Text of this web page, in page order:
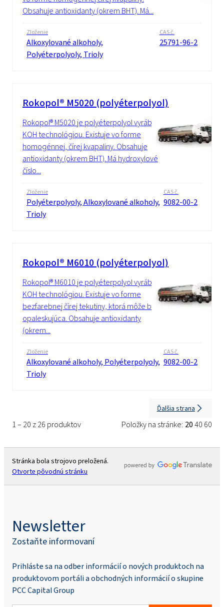
Obsahuje antioxidanty (okrem BHT). Má...
Zloženie
Alkoxylované alkoholy,
Polyéterpolyoly, Trioly
CAS č.
25791-96-2
Rokopol® M5020 (polyéterpolyol)
Rokopol® M5020 je polyéterpolyol vyrábaný
KOH technológiou. Existuje vo forme
homogénnej, čírej kvapaliny. Obsahuje
antioxidanty (okrem BHT). Má hydroxylové
číslo...
Zloženie
Polyéterpolyoly, Alkoxylované alkoholy,
Trioly
CAS č.
9082-00-2
Rokopol® M6010 (polyéterpolyol)
Rokopol® M6010 je polyéterpolyol vyrábaný
KOH technológiou. Existuje vo forme
bezfarebnej čírej tekutiny, ktorá môže byť
opaleskujúca. Obsahuje antioxidanty
(okrem...
Zloženie
Alkoxylované alkoholy, Polyéterpolyoly,
Trioly
CAS č.
9082-00-2
1 – 20 z 26 produktov Položky na stránke: 2040 60
Ďalšia strana
Stránka bola strojovo preložená.
Otvorte pôvodnú stránku
Newsletter
Zostaňte informovaní
Prihláste sa na odber informácií o nových produktoch na
produktovom portáli a obchodných informácií o skupine
PCC Capital Group